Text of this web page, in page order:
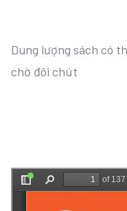
Dung lượng sách có
chờ đôi chút